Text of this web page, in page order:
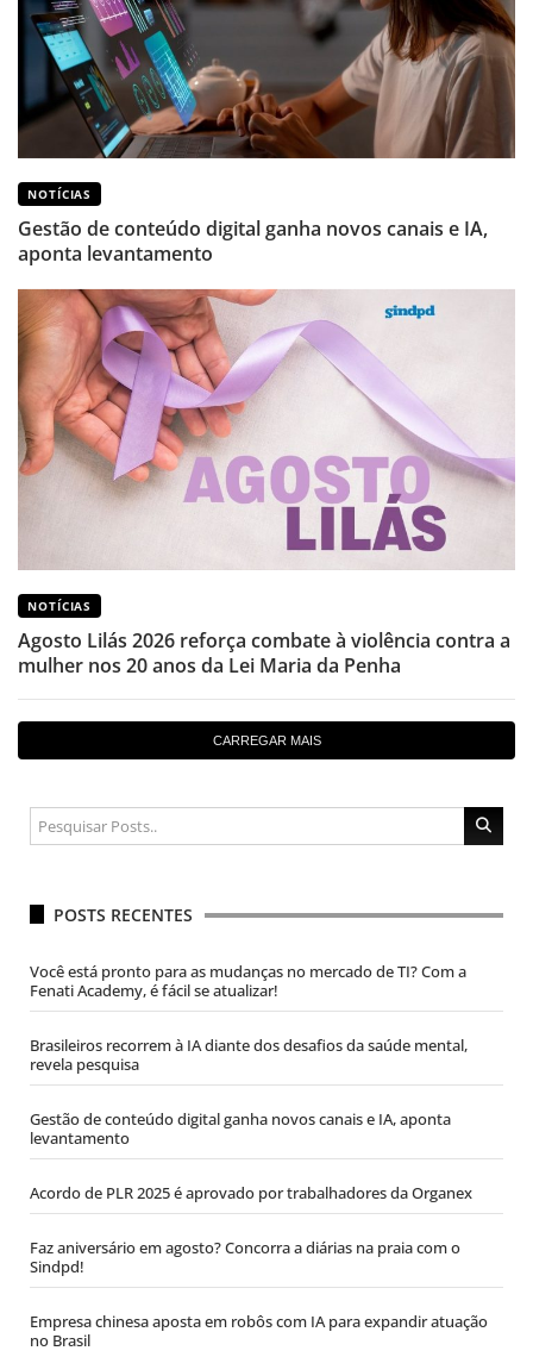
NOTÍCIAS
Gestão de conteúdo digital ganha novos canais e IA,
aponta levantamento
NOTÍCIAS
Agosto Lilás 2026 reforça combate à violência contra a
mulher nos 20 anos da Lei Maria da Penha
CARREGAR MAIS
POSTS RECENTES
Você está pronto para as mudanças no mercado de TI? Com a
Fenati Academy, é fácil se atualizar!
Brasileiros recorrem à IA diante dos desafios da saúde mental,
revela pesquisa
Gestão de conteúdo digital ganha novos canais e IA, aponta
levantamento
Acordo de PLR 2025 é aprovado por trabalhadores da Organex
Faz aniversário em agosto? Concorra a diárias na praia com o
Sindpd!
Empresa chinesa aposta em robôs com IA para expandir atuação
no Brasil